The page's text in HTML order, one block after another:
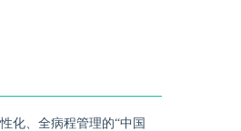
化、全病程管理的“中国